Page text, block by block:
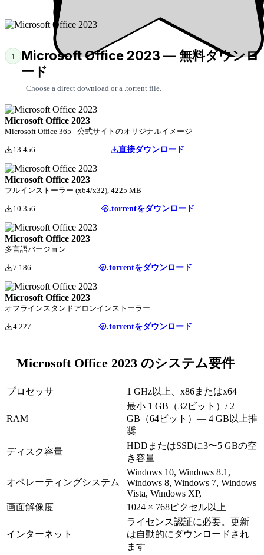
1
Microsoft Office 2023 — 無料ダウンロ
ード
Choose a direct download or a .torrent file.
Microsoft Office 2023
Microsoft Office 365 - 公式サイトのオリジナルイメージ
13 456 直接ダウンロード
Microsoft Office 2023
フルインストーラー (x64/x32), 4225 MB
10 356 .torrentをダウンロード
Microsoft Office 2023
多言語バージョン
7 186 .torrentをダウンロード
Microsoft Office 2023
オフラインスタンドアロンインストーラー
4 227 .torrentをダウンロード
Microsoft Office 2023 のシステム要件
プロセッサ 1 GHz以上、x86またはx64
RAM
最小 1 GB（32ビット）/ 2
GB（64ビット）— 4 GB以上推
奨
ディスク容量
HDDまたはSSDに3〜5 GBの空
き容量
オペレーティングシステム
Windows 10, Windows 8.1,
Windows 8, Windows 7, Windows
Vista, Windows XP,
画面解像度
1024 × 768ピクセル以上
インターネット
ライセンス認証に必要。更新
は自動的にダウンロードされ
ます